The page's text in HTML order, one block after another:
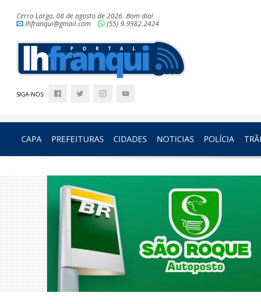
Cerro Largo, 08 de agosto de 2026. Bom dia!
lhfranqui@gmail.com
(55) 9.9982.2424
SIGA-NOS:
CAPA PREFEITURAS CIDADES NOTICIAS POLÍCIA